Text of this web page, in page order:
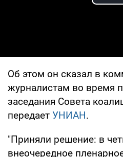
Об этом он сказал в
журналистам во время
заседания Совета
передает УНИАН.
"Приняли решение: в
внеочередное